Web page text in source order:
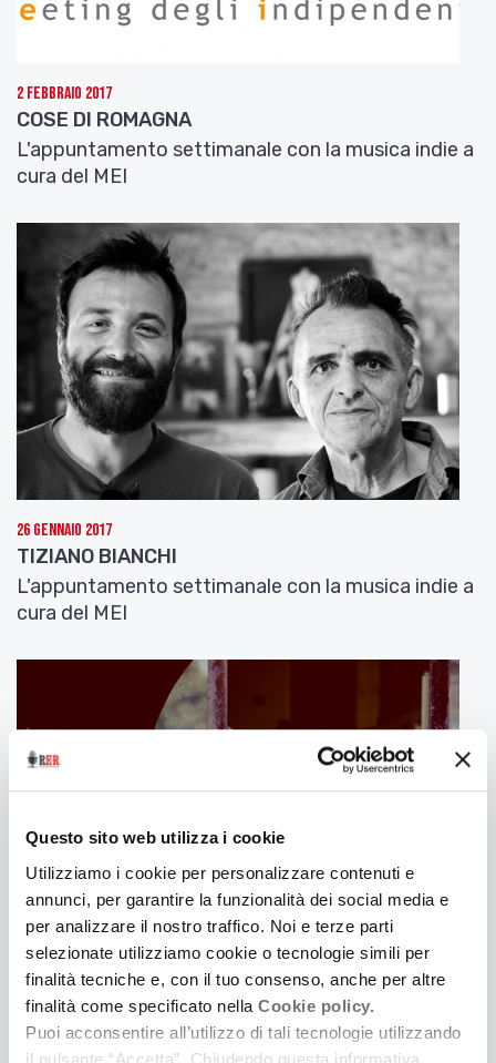
Questo sito web utilizza i cookie
Utilizziamo i cookie per personalizzare contenuti e
annunci, per garantire la funzionalità dei social media e
per analizzare il nostro traffico. Noi e terze parti
selezionate utilizziamo cookie o tecnologie simili per
finalità tecniche e, con il tuo consenso, anche per altre
finalità come specificato nella Cookie policy.
Puoi acconsentire all’utilizzo di tali tecnologie utilizzando
il pulsante “Accetta”. Chiudendo questa informativa,
2 Febbraio 2017
COSE DI ROMAGNA
L'appuntamento settimanale con la musica indie a
cura del MEI
26 Gennaio 2017
TIZIANO BIANCHI
L'appuntamento settimanale con la musica indie a
cura del MEI
RASHOMON
L'appuntamento settimanale con la musica indie a
cura del MEI